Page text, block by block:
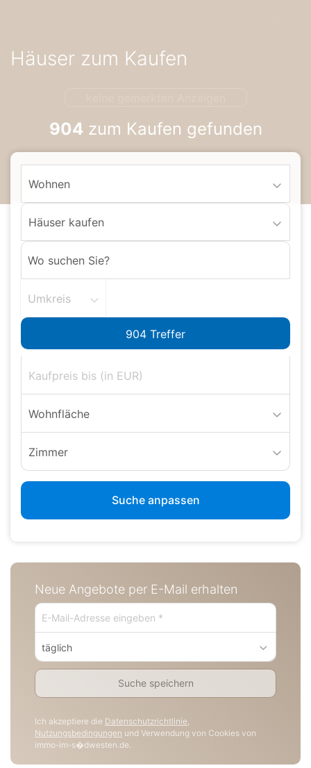
zur
Navigation
Häuser zum Kaufen
904 zum Kaufen gefunden
Wohnen
Häuser kaufen
Umkreis
Wohnfläche
Zimmer
Suche anpassen
Neue Angebote per E-Mail erhalten
täglich
Suche speichern
Ich akzeptiere die Datenschutzrichtlinie,
Nutzungsbedingungen und Verwendung von Cookies von
immo-im-s�dwesten.de.